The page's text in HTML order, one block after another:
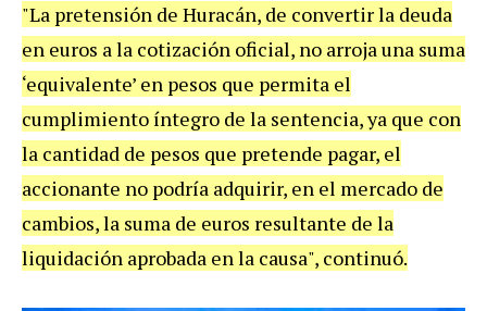
"La pretensión de Huracán, de convertir la deuda
en euros a la cotización oficial, no arroja una suma
‘equivalente’ en pesos que permita el
cumplimiento íntegro de la sentencia, ya que con
la cantidad de pesos que pretende pagar, el
accionante no podría adquirir, en el mercado de
cambios, la suma de euros resultante de la
liquidación aprobada en la causa", continuó.